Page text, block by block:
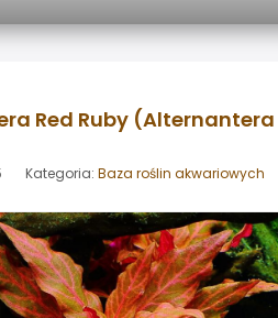
Red Ruby (Alternantera
Kategoria: Baza roślin akwariowych